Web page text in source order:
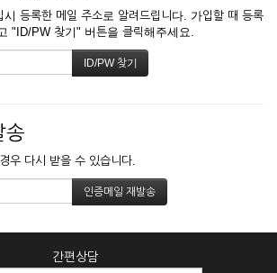
시 등록한 메일 주소로 알려드립니다. 가입할 때 등록
"ID/PW 찾기" 버튼을 클릭해주세요.
송
우 다시 받을 수 있습니다.
간편상담